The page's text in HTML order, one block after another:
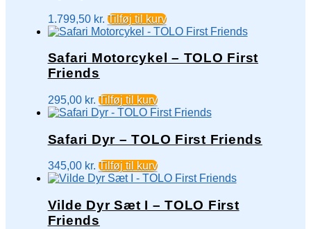
1.799,50 kr. Tilføj til kurv
Safari Motorcykel – TOLO First
Friends
295,00 kr. Tilføj til kurv
Safari Dyr – TOLO First Friends
345,00 kr. Tilføj til kurv
Vilde Dyr Sæt I – TOLO First
Friends